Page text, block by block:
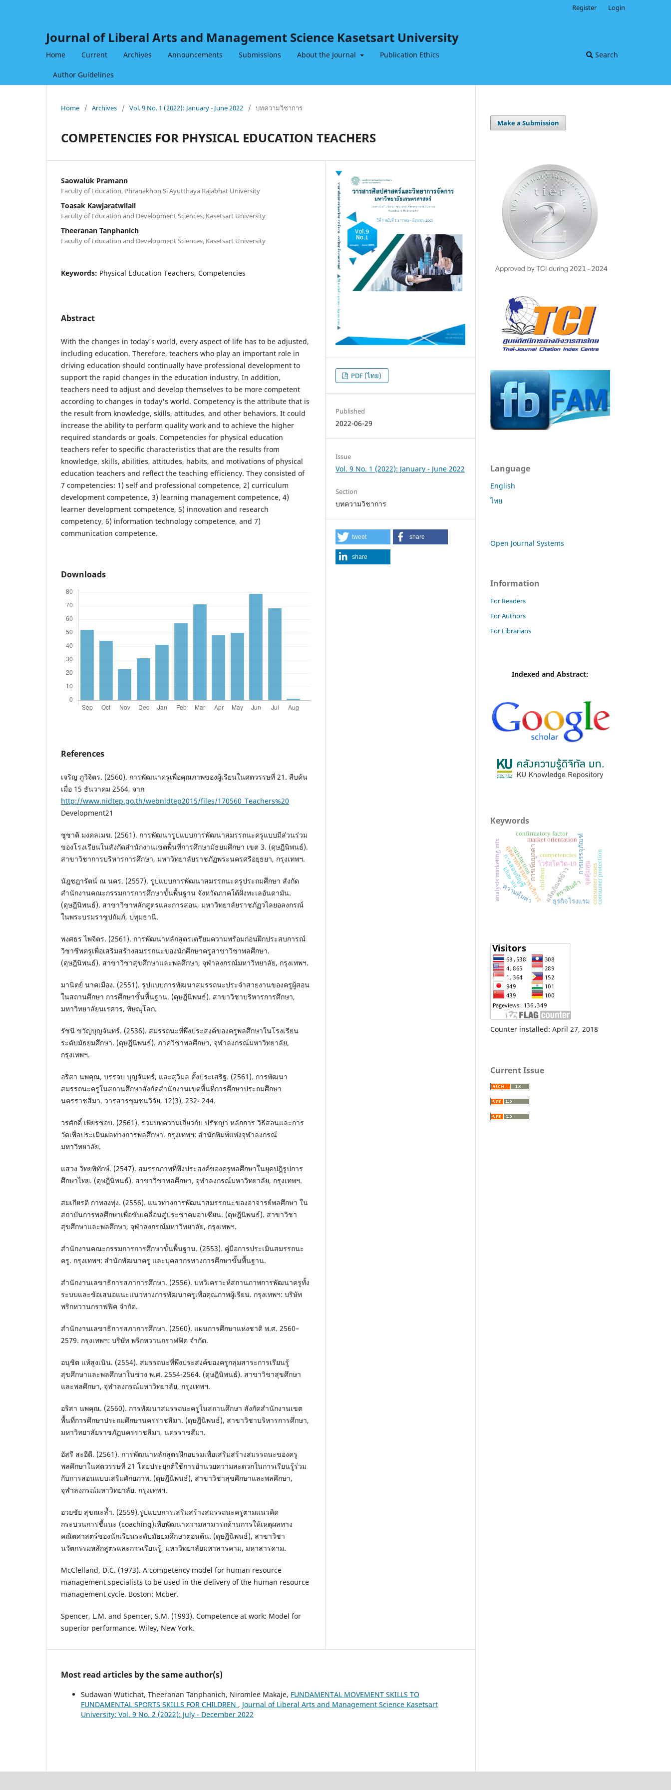
Journal of Liberal Arts and Management Science Kasetsart University
Home Current Archives Announcements Submissions About the Journal Publication Ethics
Author Guidelines
Search
Register Login
Home / Archives / Vol. 9 No. 1 (2022): January - June 2022 / บทความวิชาการ
COMPETENCIES FOR PHYSICAL EDUCATION TEACHERS
Saowaluk Pramann
Faculty of Education, Phranakhon Si Ayutthaya Rajabhat University
Toasak Kawjaratwilail
Faculty of Education and Development Sciences, Kasetsart University
Theeranan Tanphanich
Faculty of Education and Development Sciences, Kasetsart University
Keywords: Physical Education Teachers, Competencies
Abstract
With the changes in today's world, every aspect of life has to be adjusted,
including education. Therefore, teachers who play an important role in
driving education should continually have professional development to
support the rapid changes in the education industry. In addition,
teachers need to adjust and develop themselves to be more competent
according to changes in today's world. Competency is the attribute that is
the result from knowledge, skills, attitudes, and other behaviors. It could
increase the ability to perform quality work and to achieve the higher
required standards or goals. Competencies for physical education
teachers refer to specific characteristics that are the results from
knowledge, skills, abilities, attitudes, habits, and motivations of physical
education teachers and reflect the teaching efficiency. They consisted of
7 competencies: 1) self and professional competence, 2) curriculum
development competence, 3) learning management competence, 4)
learner development competence, 5) innovation and research
competency, 6) information technology competence, and 7)
communication competence.
Downloads
References
เจริญ ภูวิจิตร. (2560). การพัฒนาครูเพื่อคุณภาพของผู้เรียนในศตวรรษที่ 21. สืบค้น
เมื่อ 15 ธันวาคม 2564, จาก
http://www.nidtep.go.th/webnidtep2015/files/170560_Teachers%20
Development21
ชูชาติ มงคลเมฆ. (2561). การพัฒนารูปแบบการพัฒนาสมรรถนะครูแบบมีส่วนร่วม
ของโรงเรียนในสังกัดสำนักงานเขตพื้นที่การศึกษามัธยมศึกษา เขต 3. (ดุษฎีนิพนธ์).
สาขาวิชาการบริหารการศึกษา, มหาวิทยาลัยราชภัฏพระนครศรีอยุธยา, กรุงเทพฯ.
นัฎชฎารัตน์ ณ นคร. (2557). รูปแบบการพัฒนาสมรรถนะครูประถมศึกษา สังกัด
สำนักงานคณะกรรมการการศึกษาขั้นพื้นฐาน จังหวัดภาคใต้ฝั่งทะเลอันดามัน.
(ดุษฎีนิพนธ์). สาขาวิชาหลักสูตรและการสอน, มหาวิทยาลัยราชภัฏวไลยอลงกรณ์
ในพระบรมราชูปถัมภ์, ปทุมธานี.
พงศธร ไพจิตร. (2561). การพัฒนาหลักสูตรเตรียมความพร้อมก่อนฝึกประสบการณ์
วิชาชีพครูเพื่อเสริมสร้างสมรรถนะของนักศึกษาครูสาขาวิชาพลศึกษา.
(ดุษฎีนิพนธ์). สาขาวิชาสุขศึกษาและพลศึกษา, จุฬาลงกรณ์มหาวิทยาลัย, กรุงเทพฯ.
มานิตย์ นาคเมือง. (2551). รูปแบบการพัฒนาสมรรถนะประจำสายงานของครูผู้สอน
ในสถานศึกษา การศึกษาขั้นพื้นฐาน. (ดุษฎีนิพนธ์). สาขาวิชาบริหารการศึกษา,
มหาวิทยาลัยนเรศวร, พิษณุโลก.
รัชนี ขวัญบุญจันทร์. (2536). สมรรถนะที่พึงประสงค์ของครูพลศึกษาในโรงเรียน
ระดับมัธยมศึกษา. (ดุษฎีนิพนธ์). ภาควิชาพลศึกษา, จุฬาลงกรณ์มหาวิทยาลัย,
กรุงเทพฯ.
อริสา นพคุณ, บรรจบ บุญจันทร์, และสุวิมล ตั้งประเสริฐ. (2561). การพัฒนา
สมรรถนะครูในสถานศึกษาสังกัดสำนักงานเขตพื้นที่การศึกษาประถมศึกษา
นครราชสีมา. วารสารชุมชนวิจัย, 12(3), 232- 244.
วรศักดิ์ เพียรชอบ. (2561). รวมบทความเกี่ยวกับ ปรัชญา หลักการ วิธีสอนและการ
วัดเพื่อประเมินผลทางการพลศึกษา. กรุงเทพฯ: สำนักพิมพ์แห่งจุฬาลงกรณ์
มหาวิทยาลัย.
แสวง วิทยพิทักษ์. (2547). สมรรถภาพที่พึงประสงค์ของครูพลศึกษาในยุคปฎิรูปการ
ศึกษาไทย. (ดุษฎีนิพนธ์). สาขาวิชาพลศึกษา, จุฬาลงกรณ์มหาวิทยาลัย, กรุงเทพฯ.
สมเกียรติ กาทองทุ่ง. (2556). แนวทางการพัฒนาสมรรถนะของอาจารย์พลศึกษา ใน
สถาบันการพลศึกษาเพื่อขับเคลื่อนสู่ประชาคมอาเซียน. (ดุษฎีนิพนธ์). สาขาวิชา
สุขศึกษาและพลศึกษา, จุฬาลงกรณ์มหาวิทยาลัย, กรุงเทพฯ.
สำนักงานคณะกรรมการการศึกษาขั้นพื้นฐาน. (2553). คู่มือการประเมินสมรรถนะ
ครู. กรุงเทพฯ: สำนักพัฒนาครู และบุคลากรทางการศึกษาขั้นพื้นฐาน.
สำนักงานเลขาธิการสภาการศึกษา. (2556). บทวิเคราะห์สถานภาพการพัฒนาครูทั้ง
ระบบและข้อเสนอแนะแนวทางการพัฒนาครูเพื่อคุณภาพผู้เรียน. กรุงเทพฯ: บริษัท
พริกหวานกราฟฟิค จำกัด.
สำนักงานเลขาธิการสภาการศึกษา. (2560). แผนการศึกษาแห่งชาติ พ.ศ. 2560–
2579. กรุงเทพฯ: บริษัท พริกหวานกราฟฟิค จำกัด.
อนุชิต แท้สูงเนิน. (2554). สมรรถนะที่พึงประสงค์ของครูกลุ่มสาระการเรียนรู้
สุขศึกษาและพลศึกษาในช่วง พ.ศ. 2554-2564. (ดุษฎีนิพนธ์). สาขาวิชาสุขศึกษา
และพลศึกษา, จุฬาลงกรณ์มหาวิทยาลัย, กรุงเทพฯ.
อริสา นพคุณ. (2560). การพัฒนาสมรรถนะครูในสถานศึกษา สังกัดสำนักงานเขต
พื้นที่การศึกษาประถมศึกษานครราชสีมา. (ดุษฎีนิพนธ์), สาขาวิชาบริหารการศึกษา,
มหาวิทยาลัยราชภัฏนครราชสีมา, นครราชสีมา.
อัสรี สะอีดี. (2561). การพัฒนาหลักสูตรฝึกอบรมเพื่อเสริมสร้างสมรรถนะของครู
พลศึกษาในศตวรรษที่ 21 โดยประยุกต์ใช้การอำนวยความสะดวกในการเรียนรู้ร่วม
กับการสอนแบบเสริมศักยภาพ. (ดุษฎีนิพนธ์), สาขาวิชาสุขศึกษาและพลศึกษา,
จุฬาลงกรณ์มหาวิทยาลัย. กรุงเทพฯ.
อวยชัย สุขณะล้ำ. (2559).รูปแบบการเสริมสร้างสมรรถนะครูตามแนวคิด
กระบวนการชี้แนะ (coaching)เพื่อพัฒนาความสามารถด้านการให้เหตุผลทาง
คณิตศาสตร์ของนักเรียนระดับมัธยมศึกษาตอนต้น. (ดุษฎีนิพนธ์), สาขาวิชา
นวัตกรรมหลักสูตรและการเรียนรู้, มหาวิทยาลัยมหาสารคาม, มหาสารคาม.
McClelland, D.C. (1973). A competency model for human resource
management specialists to be used in the delivery of the human resource
management cycle. Boston: Mcber.
Spencer, L.M. and Spencer, S.M. (1993). Competence at work: Model for
superior performance. Wiley, New York.
PDF (ไทย)
Published
2022-06-29
Issue
Vol. 9 No. 1 (2022): January - June 2022
Section
บทความวิชาการ
tweet share
share
Most read articles by the same author(s)
Sudawan Wutichat, Theeranan Tanphanich, Niromlee Makaje, FUNDAMENTAL MOVEMENT SKILLS TO
FUNDAMENTAL SPORTS SKILLS FOR CHILDREN , Journal of Liberal Arts and Management Science Kasetsart
University: Vol. 9 No. 2 (2022): July - December 2022
Make a Submission
Language
English
ไทย
Open Journal Systems
Information
For Readers
For Authors
For Librarians
Indexed and Abstract:
Keywords
ไวรัสโควิด-19
ผลิตภัณฑ์ข้าว
การเพิ่มมูลค่า การบรรจุภัณฑ์
ตราสินค้า
อุตสาหกรรมการบริการ ธุรกิจโรงแรม
จุดคุ้มทุน
ความคุ้มค่า
market orientation
satisfaction
analysis marketing mix
confirmatory factor
consumer casesconsumer protection
competencies
children
การสอบบัญชี
khao stu
Counter installed: April 27, 2018
Current Issue